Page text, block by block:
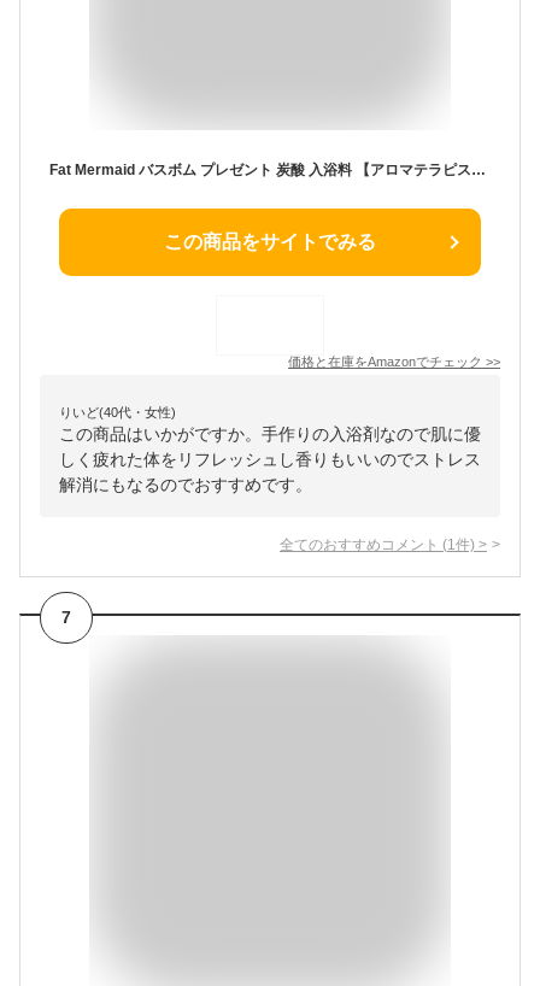
Fat Mermaid バスボム プレゼント 炭酸 入浴料 【アロマテラピスト監修】 12個 ギフトセット バスボール 香りのギフト 入浴用 お風呂用 (1セット)
この商品をサイトでみる
価格と在庫をAmazonでチェック >>
りいど(40代・女性)
この商品はいかがですか。手作りの入浴剤なので肌に優
しく疲れた体をリフレッシュし香りもいいのでストレス
解消にもなるのでおすすめです。
全てのおすすめコメント (1 件) >
7